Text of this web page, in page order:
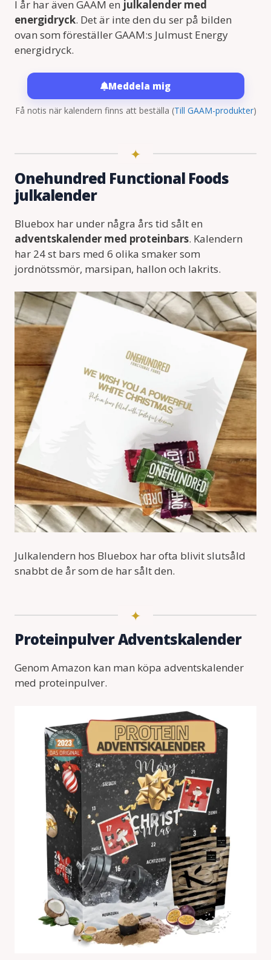
I år har även GAAM en julkalender med
energidryck. Det är inte den du ser på bilden
ovan som föreställer GAAM:s Julmust Energy
energidryck.
Meddela mig
Få notis när kalendern finns att beställa (Till GAAM-produkter)
Onehundred Functional Foods
julkalender
Bluebox har under några års tid sålt en
adventskalender med proteinbars. Kalendern
har 24 st bars med 6 olika smaker som
jordnötssmör, marsipan, hallon och lakrits.
Julkalendern hos Bluebox har ofta blivit slutsåld
snabbt de år som de har sålt den.
Proteinpulver Adventskalender
Genom Amazon kan man köpa adventskalender
med proteinpulver.